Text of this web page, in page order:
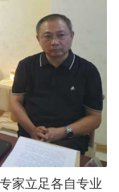
家立足各自专业